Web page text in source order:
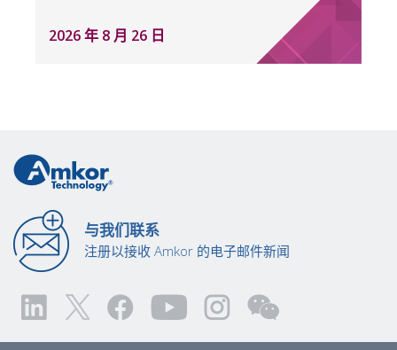
2026 年 8 月 26 日
与我们联系
注册以接收 Amkor 的电子邮件新闻